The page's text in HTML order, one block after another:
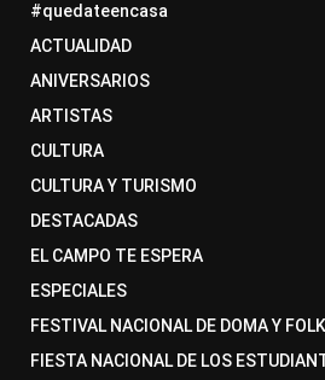
#quedateencasa
ACTUALIDAD
ANIVERSARIOS
ARTISTAS
CULTURA
CULTURA Y TURISMO
DESTACADAS
EL CAMPO TE ESPERA
ESPECIALES
FESTIVAL NACIONAL DE DOMA Y
FIESTA NACIONAL DE LOS